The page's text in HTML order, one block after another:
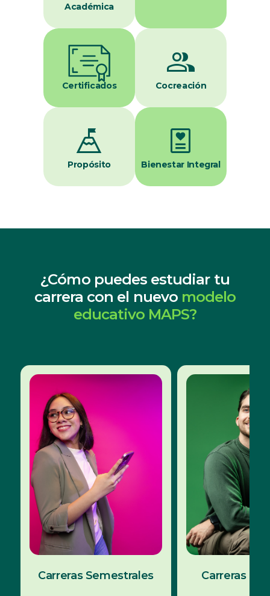
Académica
Certificados
group
Cocreación
mountain_flag
Propósito
diagnosis
Bienestar Integral
¿Cómo puedes estudiar tu
carrera con el nuevo modelo
educativo MAPS?
Carreras Semestrales Carreras